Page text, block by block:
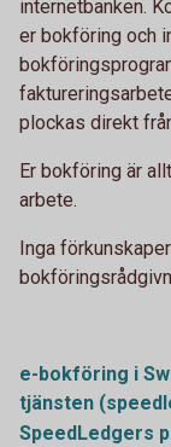
internetbanken.
er bokföring och
plockas direkt
Er bokföring är
arbete.
Inga
e-bokföring i
tjänsten
SpeedLedgers